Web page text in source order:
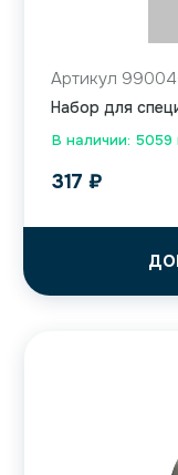
В наличии: 5059
Артикул
Набор для
317 ₽